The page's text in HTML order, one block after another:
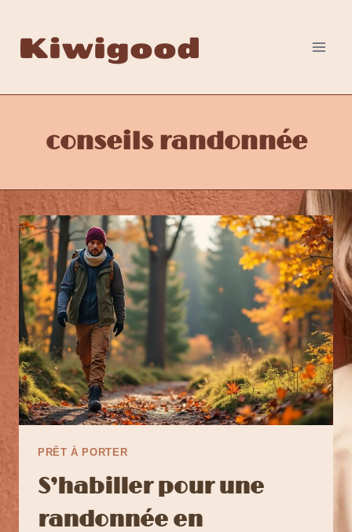
contenu
Kiwigood
conseils randonnée
PRÊT À PORTER
S’habiller pour une
randonnée en